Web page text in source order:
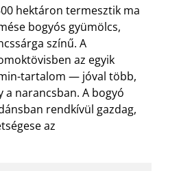
hektáron termesztik ma
bogyós gyümölcs,
színű. A
az egyik
tartalom — jóval több,
narancsban. A bogyó
rendkívül gazdag,
az